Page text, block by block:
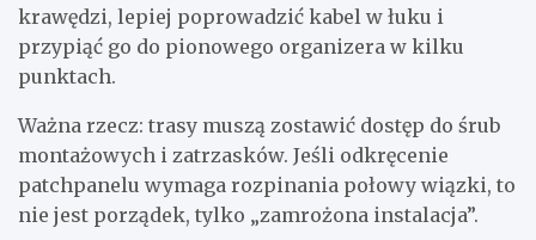
krawędzi, lepiej poprowadzić kabel w łuku i
przypiąć go do pionowego organizera w kilku
punktach.
Ważna rzecz: trasy muszą zostawić dostęp do śrub
montażowych i zatrzasków. Jeśli odkręcenie
patchpanelu wymaga rozpinania połowy wiązki, to
nie jest porządek, tylko „zamrożona instalacja”.